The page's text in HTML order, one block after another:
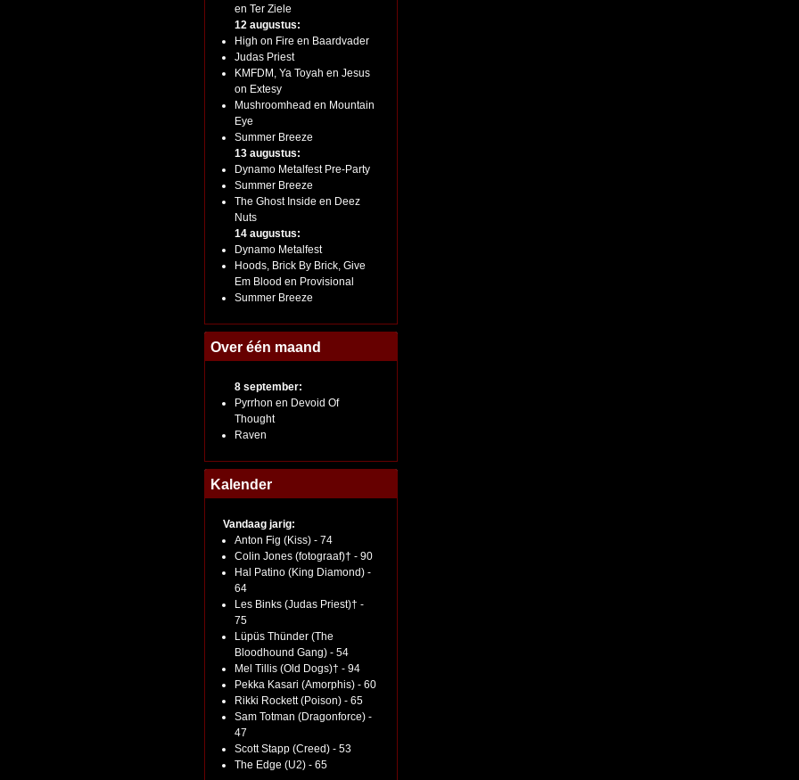
en Ter Ziele
12 augustus:
High on Fire en Baardvader
Judas Priest
KMFDM, Ya Toyah en Jesus
on Extesy
Mushroomhead en Mountain
Eye
Summer Breeze
13 augustus:
Dynamo Metalfest Pre-Party
Summer Breeze
The Ghost Inside en Deez
Nuts
14 augustus:
Dynamo Metalfest
Hoods, Brick By Brick, Give
Em Blood en Provisional
Summer Breeze
Over één maand
8 september:
Pyrrhon en Devoid Of
Thought
Raven
Kalender
Vandaag jarig:
Anton Fig (Kiss) - 74
Colin Jones (fotograaf)† - 90
Hal Patino (King Diamond) -
64
Les Binks (Judas Priest)† -
75
Lüpüs Thünder (The
Bloodhound Gang) - 54
Mel Tillis (Old Dogs)† - 94
Pekka Kasari (Amorphis) - 60
Rikki Rockett (Poison) - 65
Sam Totman (Dragonforce) -
47
Scott Stapp (Creed) - 53
The Edge (U2) - 65